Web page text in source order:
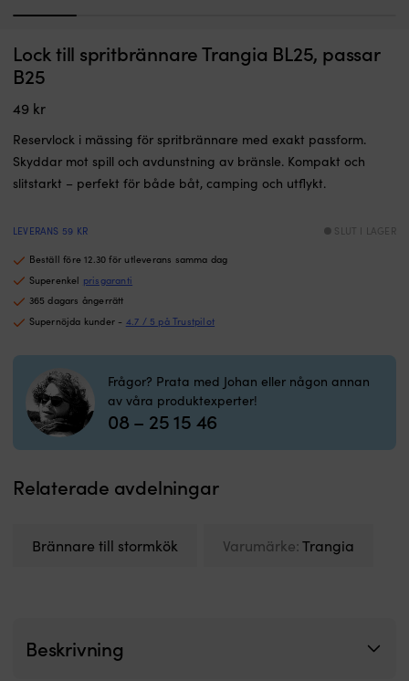
Lock till spritbrännare Trangia BL25, passar
B25
49 kr
Reservlock i mässing för spritbrännare med exakt passform.
Skyddar mot spill och avdunstning av bränsle. Kompakt och
slitstarkt – perfekt för både båt, camping och utflykt.
LEVERANS 59 KR SLUT I LAGER
Beställ före 12.30 för utleverans samma dag
Superenkel prisgaranti
365 dagars ångerrätt
Supernöjda kunder - 4.7 / 5 på Trustpilot
Frågor? Prata med Johan eller någon annan
av våra produktexperter!
08 – 25 15 46
Relaterade avdelningar
Brännare till stormkök Varumärke:Trangia
Beskrivning